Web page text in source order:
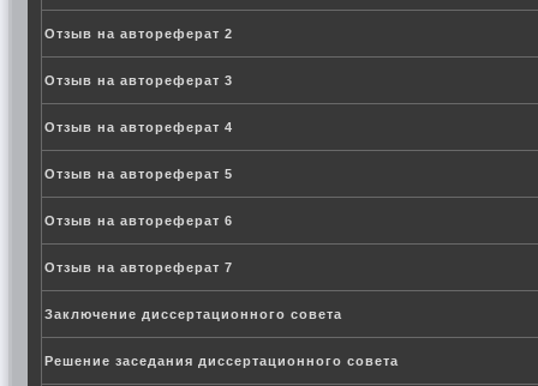
Отзыв на автореферат 2
Отзыв на автореферат 3
Отзыв на автореферат 4
Отзыв на автореферат 5
Отзыв на автореферат 6
Отзыв на автореферат 7
Заключение диссертационного совета
Решение заседания диссертационного совета